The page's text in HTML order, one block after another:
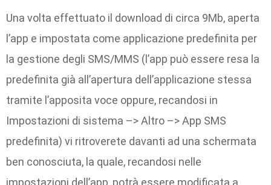
Una volta effettuato il download di circa 9Mb, aperta
l’app e impostata come applicazione predefinita per
la gestione degli SMS/MMS (l’app può essere resa la
predefinita già all’apertura dell’applicazione stessa
tramite l’apposita voce oppure, recandosi in
Impostazioni di sistema –> Altro –> App SMS
predefinita) vi ritroverete davanti ad una schermata
ben conosciuta, la quale, recandosi nelle
impostazioni dell’app, potrà essere modificata a